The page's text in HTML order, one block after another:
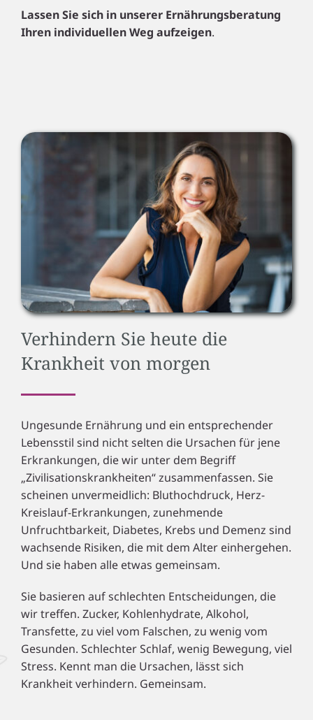
Lassen Sie sich in unserer Ernährungsberatung
Ihren individuellen Weg aufzeigen.
Verhindern Sie heute die
Krankheit von morgen
Ungesunde Ernährung und ein entsprechender
Lebensstil sind nicht selten die Ursachen für jene
Erkrankungen, die wir unter dem Begriff
„Zivilisationskrankheiten“ zusammenfassen. Sie
scheinen unvermeidlich: Bluthochdruck, Herz-
Kreislauf-Erkrankungen, zunehmende
Unfruchtbarkeit, Diabetes, Krebs und Demenz sind
wachsende Risiken, die mit dem Alter einhergehen.
Und sie haben alle etwas gemeinsam.
Sie basieren auf schlechten Entscheidungen, die
wir treffen. Zucker, Kohlenhydrate, Alkohol,
Transfette, zu viel vom Falschen, zu wenig vom
Gesunden. Schlechter Schlaf, wenig Bewegung, viel
Stress. Kennt man die Ursachen, lässt sich
Krankheit verhindern. Gemeinsam.